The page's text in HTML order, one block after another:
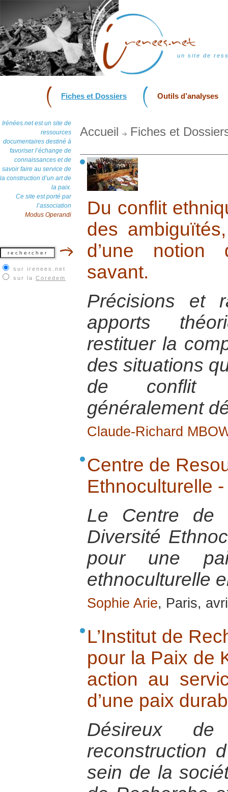
un site de
Fiches et Dossiers Outils d’analyses
Irénées.net est un site de
ressources
documentaires destiné à
favoriser l’échange de
connaissances et de
savoir faire au service de
la construction d’un art de
la paix.
Ce site est porté par
l’association
Modus Operandi
sur irenees.net
sur la Coredem
Accueil Fiches et
Du conflit
des
d’une notion
savant.
Précisions et
apports
restituer la
des situations
de conflit
généralement
Claude-Richard
Centre de
Ethnoculturelle
Le Centre de
Diversité
pour une
ethnoculturelle
Sophie Arie, Paris,
L’Institut de
pour la Paix de
action au
d’une paix
Désireux
reconstruction
sein de la